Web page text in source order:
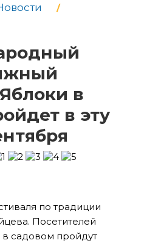
в
в эту
по традиции
Посетителей
в садовом пройдут